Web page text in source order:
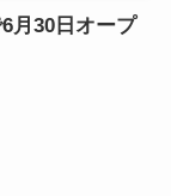
月30日オープ